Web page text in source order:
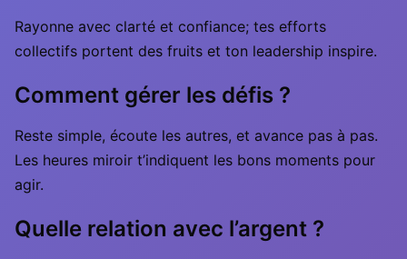
Rayonne avec clarté et confiance; tes efforts
collectifs portent des fruits et ton leadership inspire.
Comment gérer les défis ?
Reste simple, écoute les autres, et avance pas à pas.
Les heures miroir t’indiquent les bons moments pour
agir.
Quelle relation avec l’argent ?